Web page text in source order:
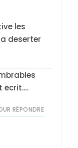
les
deserter
ecrit….
RÉPONDRE